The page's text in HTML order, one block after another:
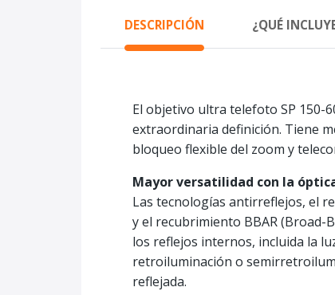
DESCRIPCIÓN ¿QUÉ
El objetivo ultra telefoto SP 150-
extraordinaria definición. Tiene
bloqueo flexible del zoom y
Mayor versatilidad con la
Las tecnologías antirreflejos, el
y el recubrimiento BBAR
los reflejos internos, incluida la
retroiluminación o
reflejada.